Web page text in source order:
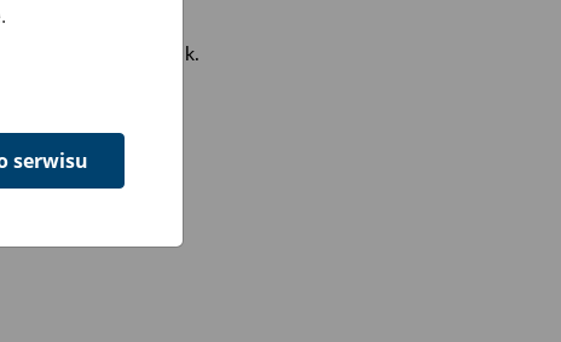
programu Płatnik.
serwisu